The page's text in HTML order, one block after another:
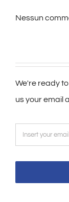
Nessun
We're ready
us your email